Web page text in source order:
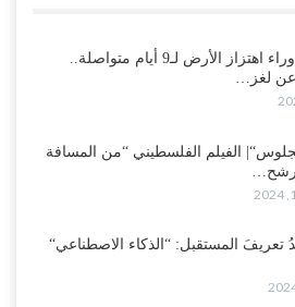
ما السر وراء اهتزاز الأرض لـ9 أيام متواصلة..
لغز…
الفيلم الفلسطيني “من المسافة
تعريفَ المستقبل: “الذكاء الاصطناعي“